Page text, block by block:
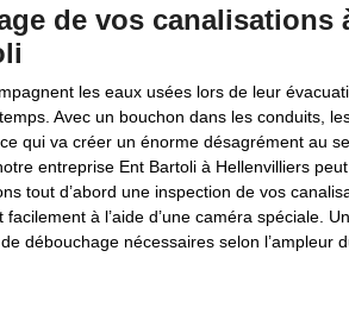
de vos canalisations
les eaux usées lors de leur
Avec un bouchon dans les conduits,
qui va créer un énorme désagrément au
entreprise Ent Bartoli à Hellenvilliers
tout d’abord une inspection de vos
facilement à l’aide d’une caméra spéciale.
débouchage nécessaires selon l’ampleur